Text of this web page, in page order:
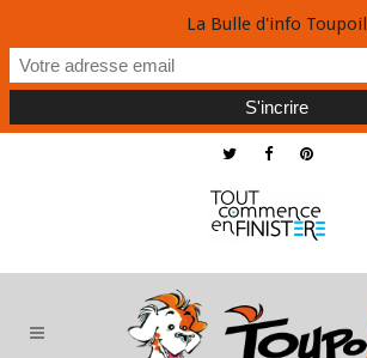
La Bulle d'info Toupoil